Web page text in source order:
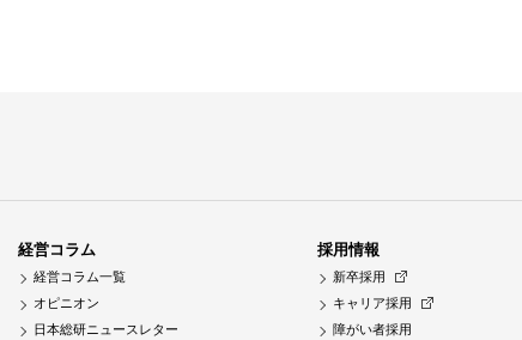
経営コラム
経営コラム一覧
オピニオン
日本総研ニュースレター
採用情報
新卒採用
キャリア採用
障がい者採用